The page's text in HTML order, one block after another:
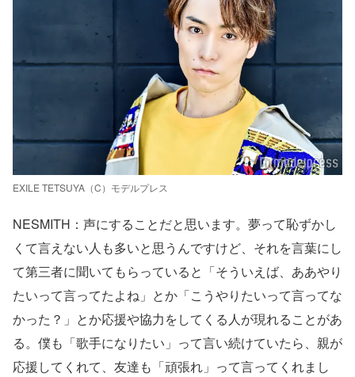
EXILE TETSUYA（C）モデルプレス
NESMITH：声にすることだと思います。夢って恥ずかし
くて言えない人も多いと思うんですけど、それを言葉にし
て第三者に聞いてもらっていると「そういえば、ああやり
たいって言ってたよね」とか「こうやりたいって言ってな
かった？」とか応援や協力をしてくる人が現れることがあ
る。僕も「歌手になりたい」って言い続けていたら、親が
応援してくれて、友達も「頑張れ」って言ってくれまし